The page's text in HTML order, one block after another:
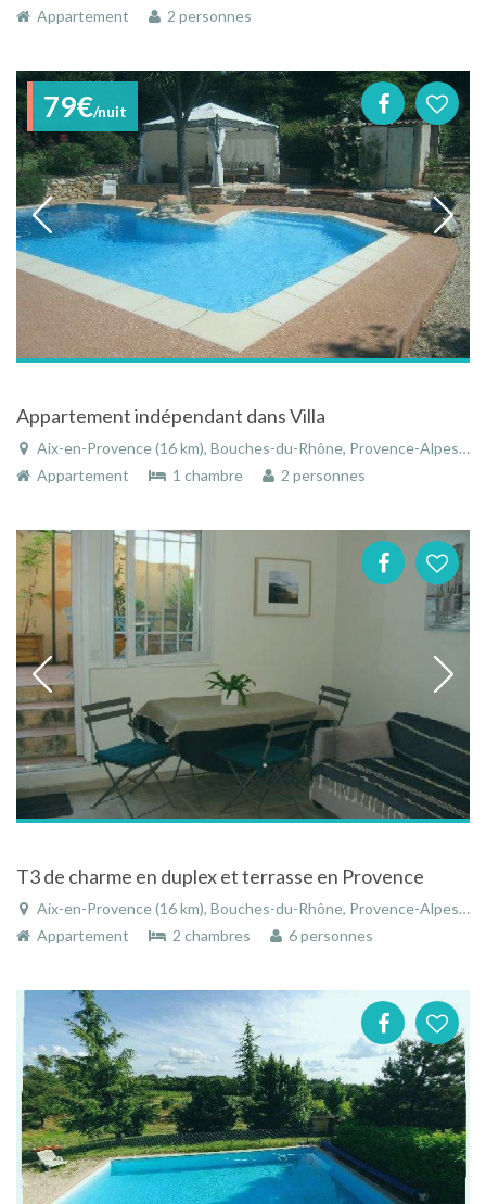
Appartement
2 personnes
79€/nuit
Appartement indépendant dans Villa
Aix-en-Provence (16 km), Bouches-du-Rhône, Provence-Alpes-Côte d'Azur, France
Appartement
1 chambre 2 personnes
T3 de charme en duplex et terrasse en Provence
Aix-en-Provence (16 km), Bouches-du-Rhône, Provence-Alpes-Côte d'Azur, France
Appartement
2 chambres 6 personnes